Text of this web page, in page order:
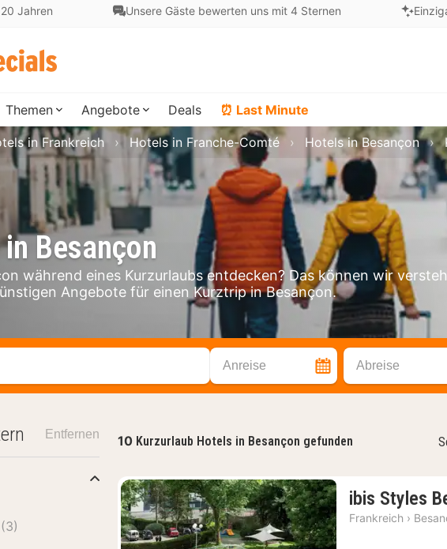
Jahren Unsere Gäste bewerten uns mit 4 Sternen
Themen Angebote Deals ⏰ Last Minute
Besançon
während eines Kurzurlaubs entdecken? Das können wir
Angebote für einen Kurztrip in Besançon.
in Frankreich Hotels in Franche-Comté Hotels in Besançon
suchen Anreise Abreise
10 Kurzurlaub Hotels in Besançon gefunden
ibis Styles
Frankreich ›
Entfernen
(3)